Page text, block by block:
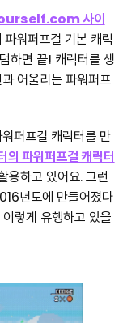
사이
워퍼프걸 기본 캐릭
하면 끝! 캐릭터를 생
어울리는 파워퍼프
퍼프걸 캐릭터를 만
의 파워퍼프걸 캐릭터
용하고 있어요. 그런
년도에 만들어졌다
렇게 유행하고 있을